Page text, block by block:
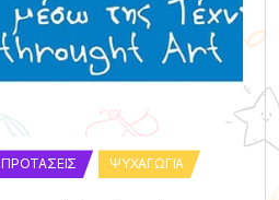
ΠΡΟΤΆΣΕΙΣ ΨΥΧΑΓΩΓΊΑ